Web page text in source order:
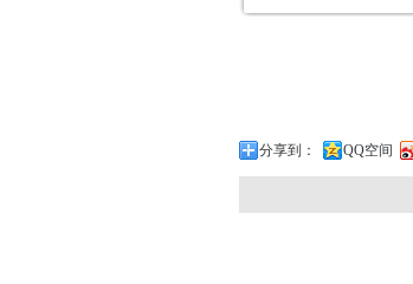
分享到： QQ空间